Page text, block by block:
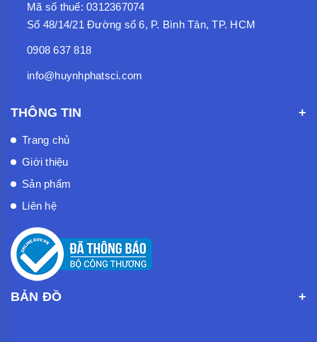
Mã số thuế: 0312367074
Số 48/14/21 Đường số 6, P. Bình Tân, TP. HCM
0908 637 818
info@huynhphatsci.com
THÔNG TIN
Trang chủ
Giới thiệu
Sản phẩm
Liên hệ
BẢN ĐỒ